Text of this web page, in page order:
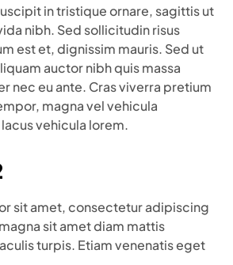
in tristique ornare, sagittis ut
nibh. Sed sollicitudin risus
est et, dignissim mauris. Sed ut
auctor nibh quis massa
nec eu ante. Cras viverra pretium
magna vel vehicula
vehicula lorem.
sit amet, consectetur adipiscing
sit amet diam mattis
turpis. Etiam venenatis eget